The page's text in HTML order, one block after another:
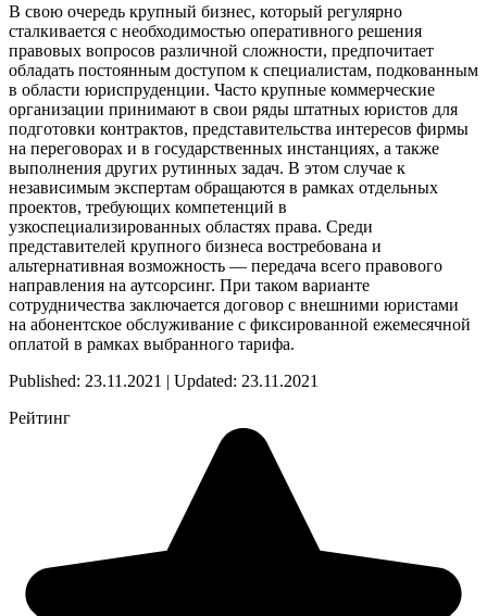
В свою очередь крупный бизнес, который регулярно
сталкивается с необходимостью оперативного решения
правовых вопросов различной сложности, предпочитает
обладать постоянным доступом к специалистам, подкованным
в области юриспруденции. Часто крупные коммерческие
организации принимают в свои ряды штатных юристов для
подготовки контрактов, представительства интересов фирмы
на переговорах и в государственных инстанциях, а также
выполнения других рутинных задач. В этом случае к
независимым экспертам обращаются в рамках отдельных
проектов, требующих компетенций в
узкоспециализированных областях права. Среди
представителей крупного бизнеса востребована и
альтернативная возможность — передача всего правового
направления на аутсорсинг. При таком варианте
сотрудничества заключается договор с внешними юристами
на абонентское обслуживание с фиксированной ежемесячной
оплатой в рамках выбранного тарифа.
Published: 23.11.2021 | Updated: 23.11.2021
Рейтинг